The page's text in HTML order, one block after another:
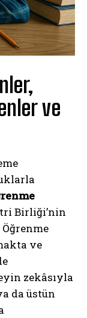
ve
Birliği’nin
Öğrenme
ve
zekâsıyla
da üstün